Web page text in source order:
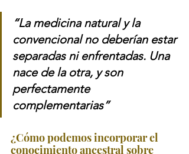
“La medicina natural y la
convencional no deberían estar
separadas ni enfrentadas. Una
nace de la otra, y son
perfectamente
complementarias”
¿Cómo podemos incorporar el
conocimiento ancestral sobre